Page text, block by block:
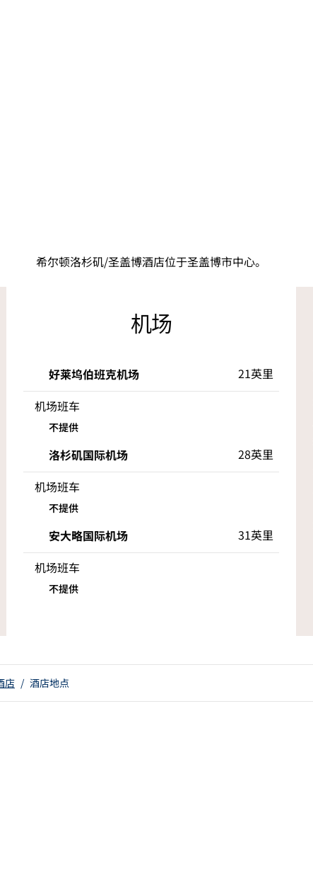
希尔顿洛杉矶/圣盖博酒店位于圣盖博市中心。
机场
好莱坞伯班克机场
21英里
机场班车
不提供
洛杉矶国际机场
28英里
机场班车
不提供
安大略国际机场
31英里
机场班车
不提供
店 / 酒店地点